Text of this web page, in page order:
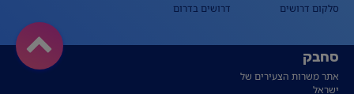
סלקום דרושים
דרושים בדרום
סחבק
אתר משרות הצעירים של
ישראל